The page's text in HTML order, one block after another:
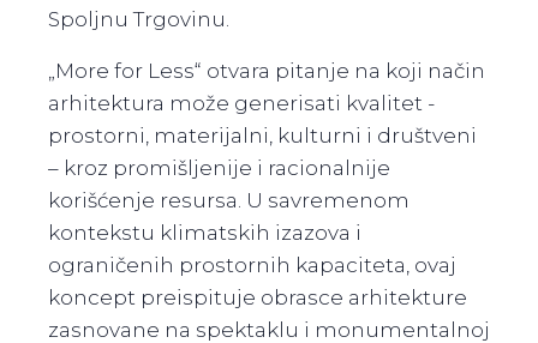
Spoljnu Trgovinu.
„More for Less“ otvara pitanje na koji način
arhitektura može generisati kvalitet -
prostorni, materijalni, kulturni i društveni
– kroz promišljenije i racionalnije
korišćenje resursa. U savremenom
kontekstu klimatskih izazova i
ograničenih prostornih kapaciteta, ovaj
koncept preispituje obrasce arhitekture
zasnovane na spektaklu i monumentalnoj